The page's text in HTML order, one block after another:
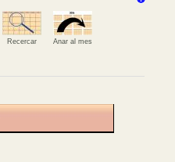
Recercar Anar al mes